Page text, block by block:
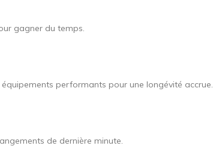
gagner du temps.
performants pour une longévité accrue.
de dernière minute.